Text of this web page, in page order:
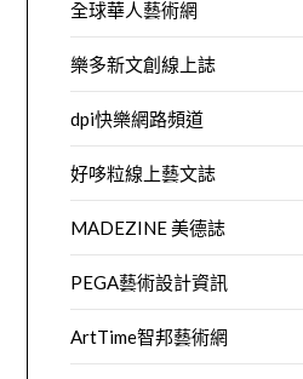
全球華人藝術網
樂多新文創線上誌
dpi快樂網路頻道
好哆粒線上藝文誌
MADEZINE 美德誌
PEGA藝術設計資訊
ArtTime智邦藝術網